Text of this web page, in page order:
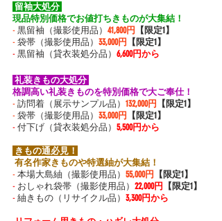
留袖大処分
現品特別価格でお値打ちきものが大集結！
- 黒留袖（撮影使用品） 41,800円 【限定1】
- 袋帯（撮影使用品） 33,000円 【限定1】
- 黒留袖（貸衣装処分品） 6,600円から
礼装きもの大処分
格調高い礼装きものを特別価格で大ご奉仕！
- 訪問着（展示サンプル品） 132,000円 【限定1】
- 袋帯（撮影使用品） 33,000円 【限定1】
- 付下げ（貸衣装処分品） 5,500円から
きもの通必見！
有名作家きものや特選紬が大集結！
- 本場大島紬（撮影使用品） 55,000円 【限定1】
- おしゃれ袋帯（撮影使用品） 22,000円 【限定1】
- 紬きもの（リサイクル品） 3,300円から